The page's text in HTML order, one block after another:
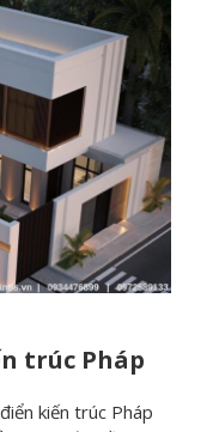
trúc Pháp
kiến trúc Pháp